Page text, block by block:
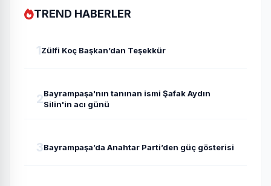
TREND HABERLER
1Zülfi Koç Başkan’dan Teşekkür
2Bayrampaşa'nın tanınan ismi Şafak Aydın
Silin'in acı günü
3Bayrampaşa’da Anahtar Parti’den güç gösterisi